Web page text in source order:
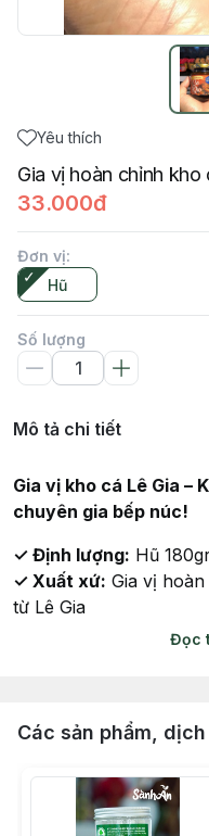
Yêu thích
Gia vị hoàn chỉnh kho
33.000đ
Đơn vị:
Hũ
Số lượng
Mô tả chi tiết
Gia vị kho cá Lê Gia –
chuyên gia bếp núc!
✓ Định lượng: Hũ
✓ Xuất xứ: Gia vị
từ Lê Gia
✓ Đặc điểm nổi bật:
gian
Đọc
Các sản phẩm,